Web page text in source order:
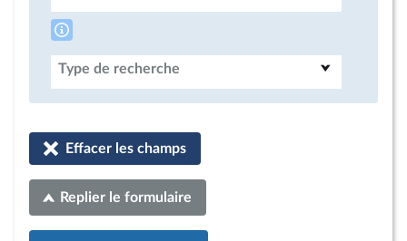
Type de recherche
Effacer les champs
Replier le formulaire